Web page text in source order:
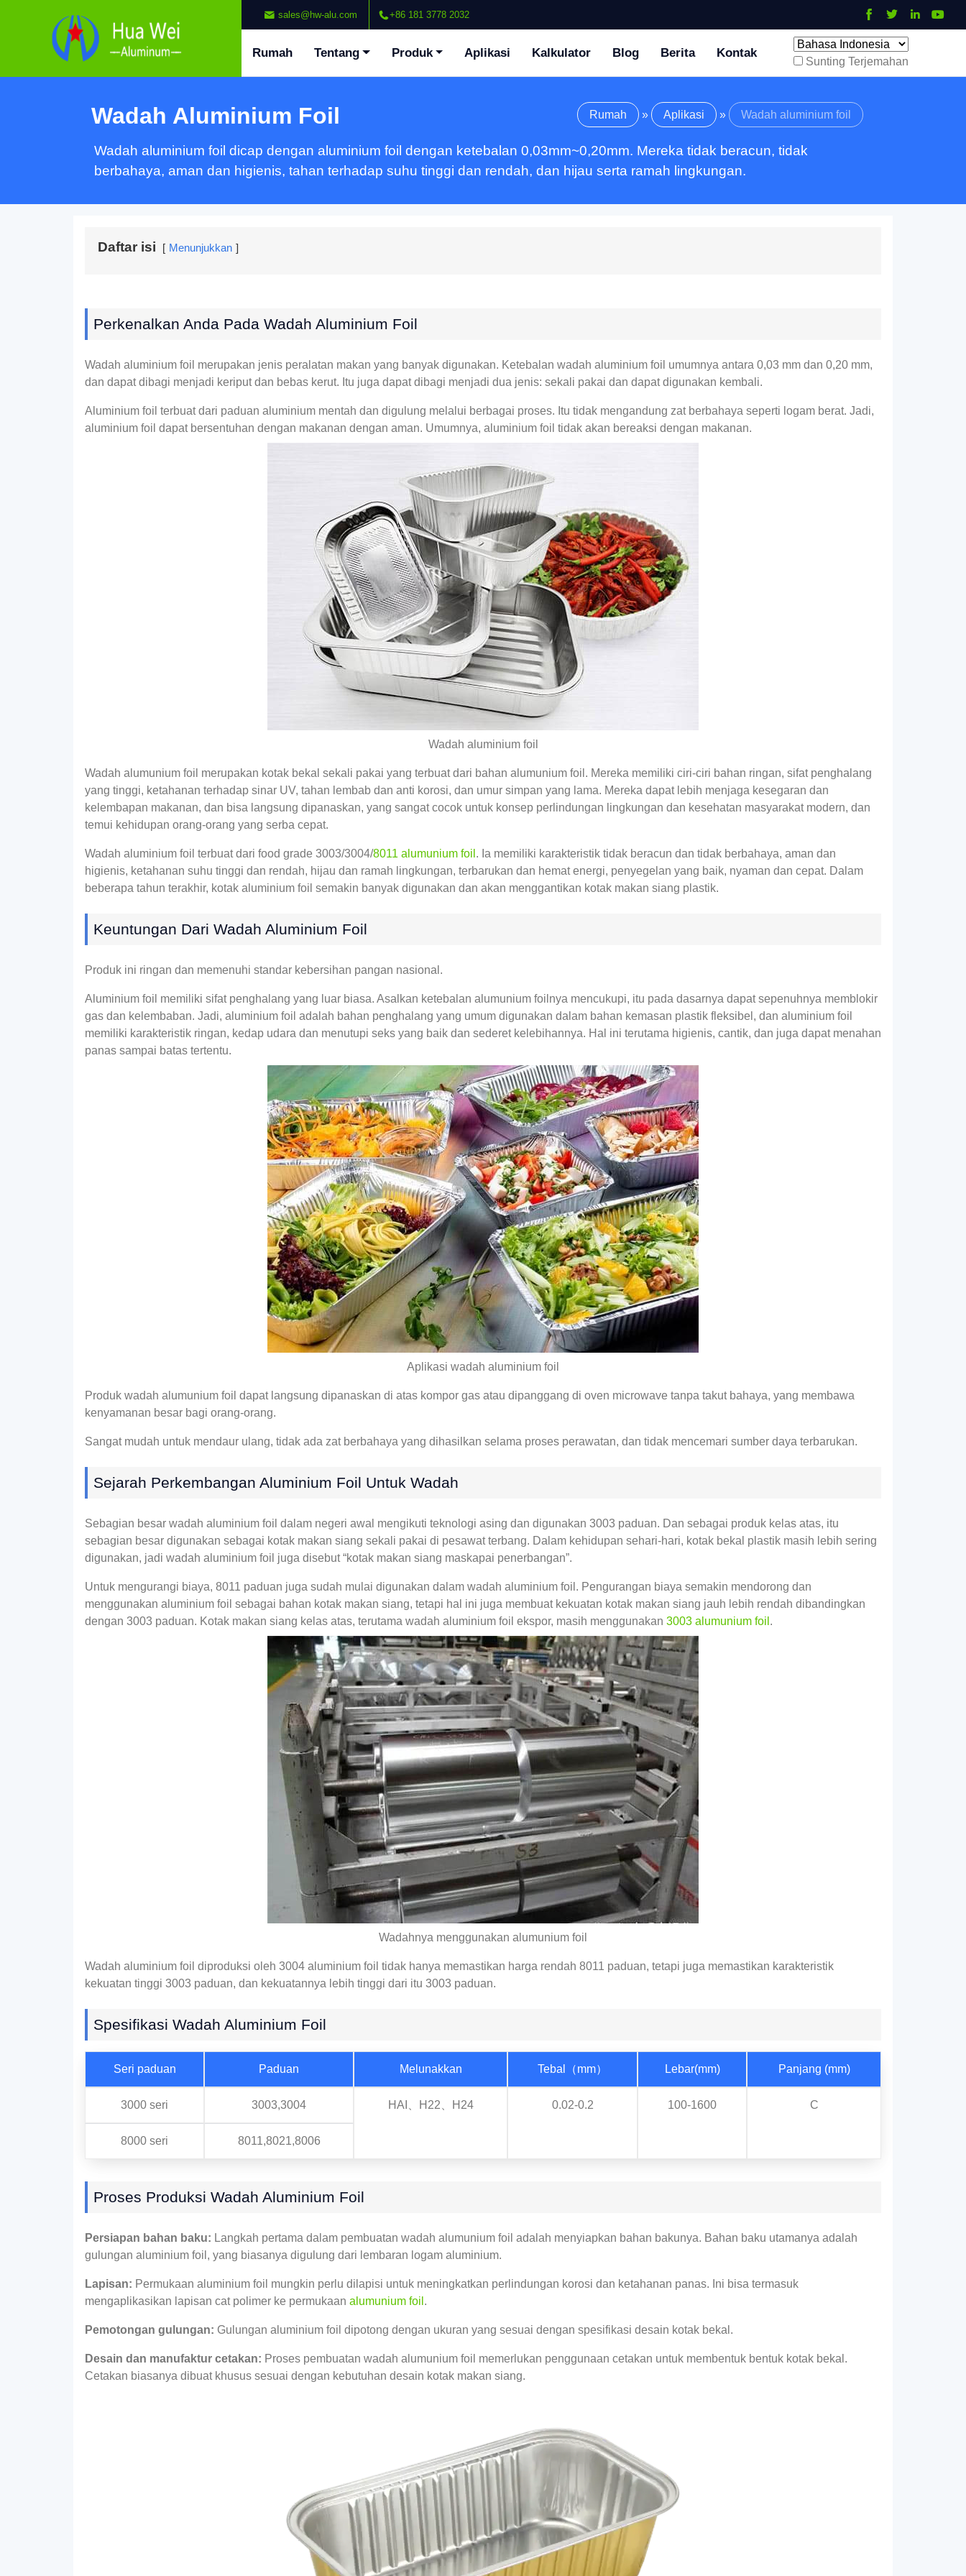
sales@hw-alu.com +86 181 3778 2032
Rumah Tentang Produk Aplikasi Kalkulator Blog Berita Kontak
Sunting Terjemahan
Wadah Aluminium Foil Rumah » Aplikasi » Wadah aluminium foil
Wadah aluminium foil dicap dengan aluminium foil dengan ketebalan 0,03mm~0,20mm. Mereka tidak beracun, tidak
berbahaya, aman dan higienis, tahan terhadap suhu tinggi dan rendah, dan hijau serta ramah lingkungan.
Daftar isi Menunjukkan
Perkenalkan Anda Pada Wadah Aluminium Foil
Wadah aluminium foil merupakan jenis peralatan makan yang banyak digunakan. Ketebalan wadah aluminium foil umumnya antara 0,03 mm dan 0,20 mm,
dan dapat dibagi menjadi keriput dan bebas kerut. Itu juga dapat dibagi menjadi dua jenis: sekali pakai dan dapat digunakan kembali.
Aluminium foil terbuat dari paduan aluminium mentah dan digulung melalui berbagai proses. Itu tidak mengandung zat berbahaya seperti logam berat. Jadi,
aluminium foil dapat bersentuhan dengan makanan dengan aman. Umumnya, aluminium foil tidak akan bereaksi dengan makanan.
Wadah aluminium foil
Wadah alumunium foil merupakan kotak bekal sekali pakai yang terbuat dari bahan alumunium foil. Mereka memiliki ciri-ciri bahan ringan, sifat penghalang
yang tinggi, ketahanan terhadap sinar UV, tahan lembab dan anti korosi, dan umur simpan yang lama. Mereka dapat lebih menjaga kesegaran dan
kelembapan makanan, dan bisa langsung dipanaskan, yang sangat cocok untuk konsep perlindungan lingkungan dan kesehatan masyarakat modern, dan
temui kehidupan orang-orang yang serba cepat.
Wadah aluminium foil terbuat dari food grade 3003/3004/8011 alumunium foil . Ia memiliki karakteristik tidak beracun dan tidak berbahaya, aman dan
higienis, ketahanan suhu tinggi dan rendah, hijau dan ramah lingkungan, terbarukan dan hemat energi, penyegelan yang baik, nyaman dan cepat. Dalam
beberapa tahun terakhir, kotak aluminium foil semakin banyak digunakan dan akan menggantikan kotak makan siang plastik.
Keuntungan Dari Wadah Aluminium Foil
Produk ini ringan dan memenuhi standar kebersihan pangan nasional.
Aluminium foil memiliki sifat penghalang yang luar biasa. Asalkan ketebalan alumunium foilnya mencukupi, itu pada dasarnya dapat sepenuhnya memblokir
gas dan kelembaban. Jadi, aluminium foil adalah bahan penghalang yang umum digunakan dalam bahan kemasan plastik fleksibel, dan aluminium foil
memiliki karakteristik ringan, kedap udara dan menutupi seks yang baik dan sederet kelebihannya. Hal ini terutama higienis, cantik, dan juga dapat menahan
panas sampai batas tertentu.
Aplikasi wadah aluminium foil
Produk wadah alumunium foil dapat langsung dipanaskan di atas kompor gas atau dipanggang di oven microwave tanpa takut bahaya, yang membawa
kenyamanan besar bagi orang-orang.
Sangat mudah untuk mendaur ulang, tidak ada zat berbahaya yang dihasilkan selama proses perawatan, dan tidak mencemari sumber daya terbarukan.
Sejarah Perkembangan Aluminium Foil Untuk Wadah
Sebagian besar wadah aluminium foil dalam negeri awal mengikuti teknologi asing dan digunakan 3003 paduan. Dan sebagai produk kelas atas, itu
sebagian besar digunakan sebagai kotak makan siang sekali pakai di pesawat terbang. Dalam kehidupan sehari-hari, kotak bekal plastik masih lebih sering
digunakan, jadi wadah aluminium foil juga disebut “kotak makan siang maskapai penerbangan”.
Untuk mengurangi biaya, 8011 paduan juga sudah mulai digunakan dalam wadah aluminium foil. Pengurangan biaya semakin mendorong dan
menggunakan aluminium foil sebagai bahan kotak makan siang, tetapi hal ini juga membuat kekuatan kotak makan siang jauh lebih rendah dibandingkan
dengan 3003 paduan. Kotak makan siang kelas atas, terutama wadah aluminium foil ekspor, masih menggunakan 3003 alumunium foil .
Wadahnya menggunakan alumunium foil
Wadah aluminium foil diproduksi oleh 3004 aluminium foil tidak hanya memastikan harga rendah 8011 paduan, tetapi juga memastikan karakteristik
kekuatan tinggi 3003 paduan, dan kekuatannya lebih tinggi dari itu 3003 paduan.
Spesifikasi Wadah Aluminium Foil
Seri paduan Paduan Melunakkan Tebal（mm） Lebar(mm) Panjang (mm)
3000 seri 3003,3004 HAI、H22、H24 0.02-0.2 100-1600 C
8000 seri 8011,8021,8006
Proses Produksi Wadah Aluminium Foil
Persiapan bahan baku: Langkah pertama dalam pembuatan wadah alumunium foil adalah menyiapkan bahan bakunya. Bahan baku utamanya adalah
gulungan aluminium foil, yang biasanya digulung dari lembaran logam aluminium.
Lapisan: Permukaan aluminium foil mungkin perlu dilapisi untuk meningkatkan perlindungan korosi dan ketahanan panas. Ini bisa termasuk
mengaplikasikan lapisan cat polimer ke permukaan alumunium foil .
Pemotongan gulungan: Gulungan aluminium foil dipotong dengan ukuran yang sesuai dengan spesifikasi desain kotak bekal.
Desain dan manufaktur cetakan: Proses pembuatan wadah alumunium foil memerlukan penggunaan cetakan untuk membentuk bentuk kotak bekal.
Cetakan biasanya dibuat khusus sesuai dengan kebutuhan desain kotak makan siang.